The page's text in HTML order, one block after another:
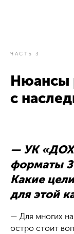
ЧАСТЬ 3
Нюансы
с
— УК
форматы
Какие
для этой
— Для многих
остро стоит